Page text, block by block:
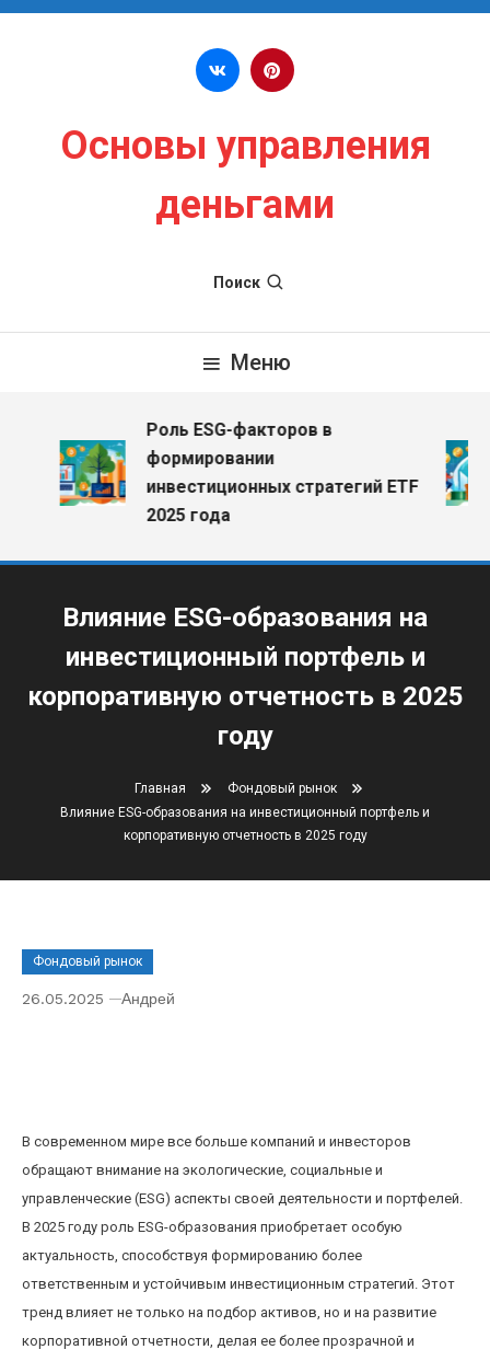
Перейти к содержимому
Основы управления
деньгами
Поиск
Меню
Роль ESG-факторов в
формировании
инвестиционных стратегий ETF
2025 года
Влияние ESG-образования на
инвестиционный портфель и
корпоративную отчетность в 2025
году
Главная
Фондовый рынок
Влияние ESG-образования на инвестиционный портфель и
корпоративную отчетность в 2025 году
Фондовый рынок
26.05.2025 Андрей
В современном мире все больше компаний и инвесторов
обращают внимание на экологические, социальные и
управленческие (ESG) аспекты своей деятельности и портфелей.
В 2025 году роль ESG-образования приобретает особую
актуальность, способствуя формированию более
ответственным и устойчивым инвестиционным стратегий. Этот
тренд влияет не только на подбор активов, но и на развитие
корпоративной отчетности, делая ее более прозрачной и